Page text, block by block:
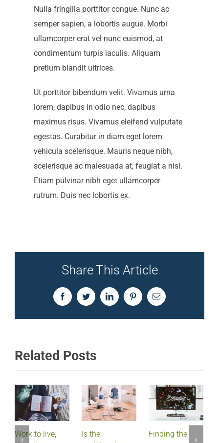
Nulla fringilla porttitor congue. Nunc ac
semper sapien, a lobortis augue. Morbi
ullamcorper erat vel nunc euismod, at
condimentum turpis iaculis. Aliquam
pretium blandit ultrices.
Ut porttitor bibendum velit. Vivamus urna
lorem, dapibus in odio nec, dapibus
maximus risus. Vivamus eleifend vulputate
egestas. Curabitur in diam eget lorem
vehicula scelerisque. Mauris neque nibh,
scelerisque ac malesuada at, feugiat a nisl.
Etiam pulvinar nibh eget ullamcorper
rutrum. Duis nec lobortis ex.
Share This Article
FacebookTwitterLinkedInPinterestEmail
Related Posts
Work to live,
Is the
Finding the